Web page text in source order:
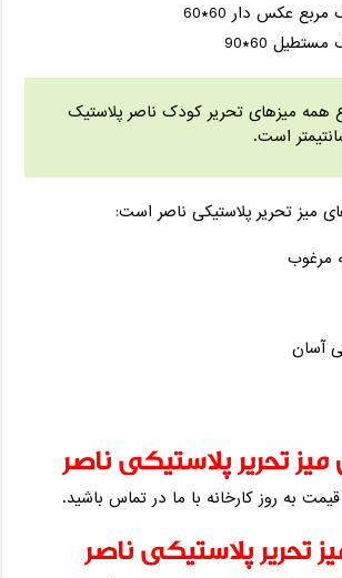
همه میزهای تحریر کودک ناصر پلاستیک
میز تحریر پلاستیکی ناصر است:
مرغوب
آسان
تحریر پلاستیکی ناصر
به روز کارخانه با ما در تماس باشید.
تحریر پلاستیکی ناصر